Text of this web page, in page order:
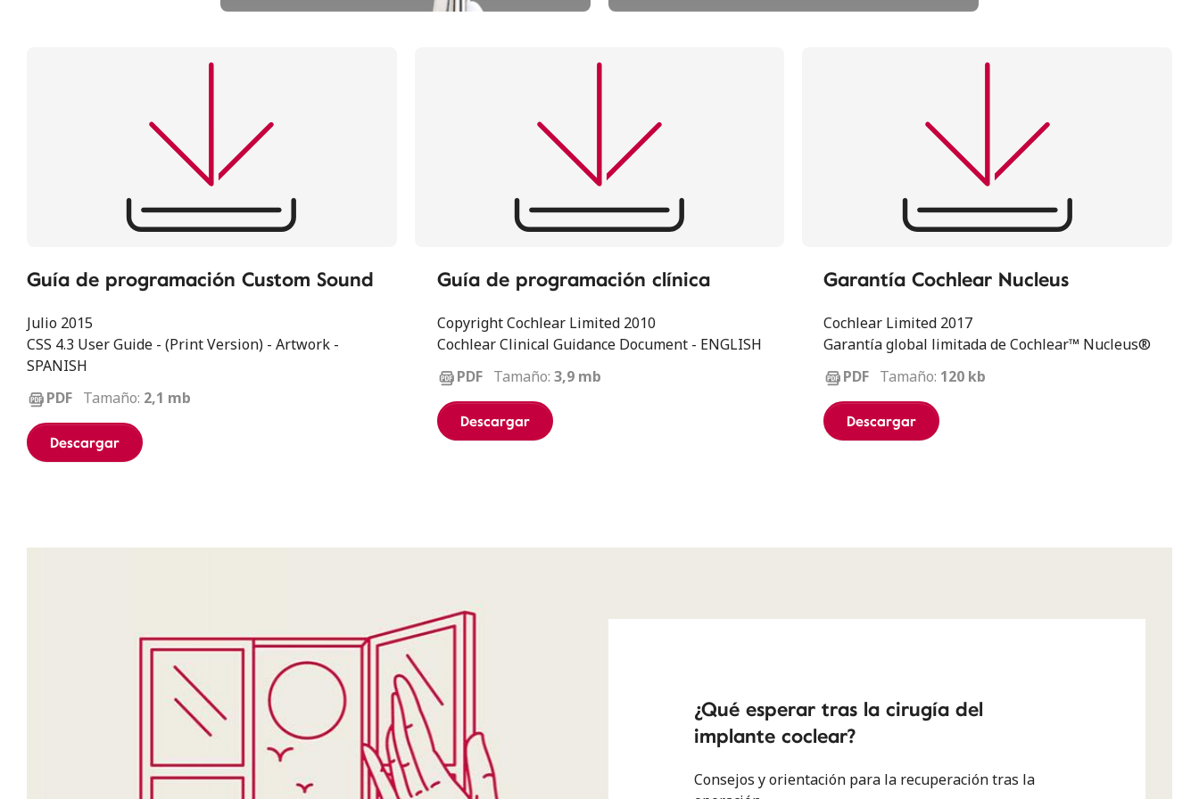
Guía de programación Custom Sound
Julio 2015
CSS 4.3 User Guide - (Print Version) - Artwork -
SPANISH
Descargar
PDF Tamaño: 2,1 mb
Guía de programación clínica
Copyright Cochlear Limited 2010
Cochlear Clinical Guidance Document - ENGLISH
Descargar
PDF Tamaño: 3,9 mb
Garantía Cochlear Nucleus
Cochlear Limited 2017
Garantía global limitada de Cochlear™ Nucleus®
Descargar
PDF Tamaño: 120 kb
¿Qué esperar tras la cirugía del
implante coclear?
Consejos y orientación para la recuperación tras la